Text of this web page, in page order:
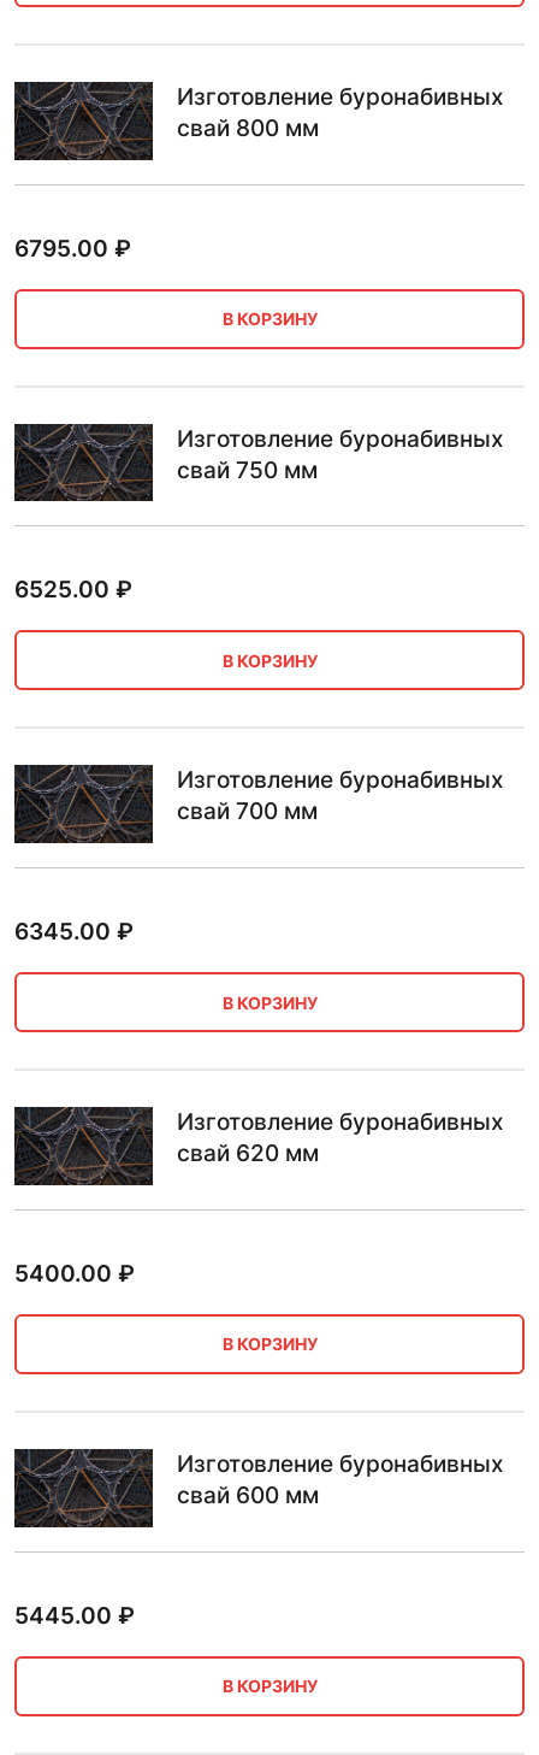
Изготовление буронабивных
свай 800 мм
6795.00 ₽
В КОРЗИНУ
Изготовление буронабивных
свай 750 мм
6525.00 ₽
В КОРЗИНУ
Изготовление буронабивных
свай 700 мм
6345.00 ₽
В КОРЗИНУ
Изготовление буронабивных
свай 620 мм
5400.00 ₽
В КОРЗИНУ
Изготовление буронабивных
свай 600 мм
5445.00 ₽
В КОРЗИНУ